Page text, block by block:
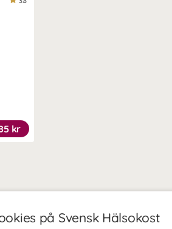
på Svensk Hälsokost
kr